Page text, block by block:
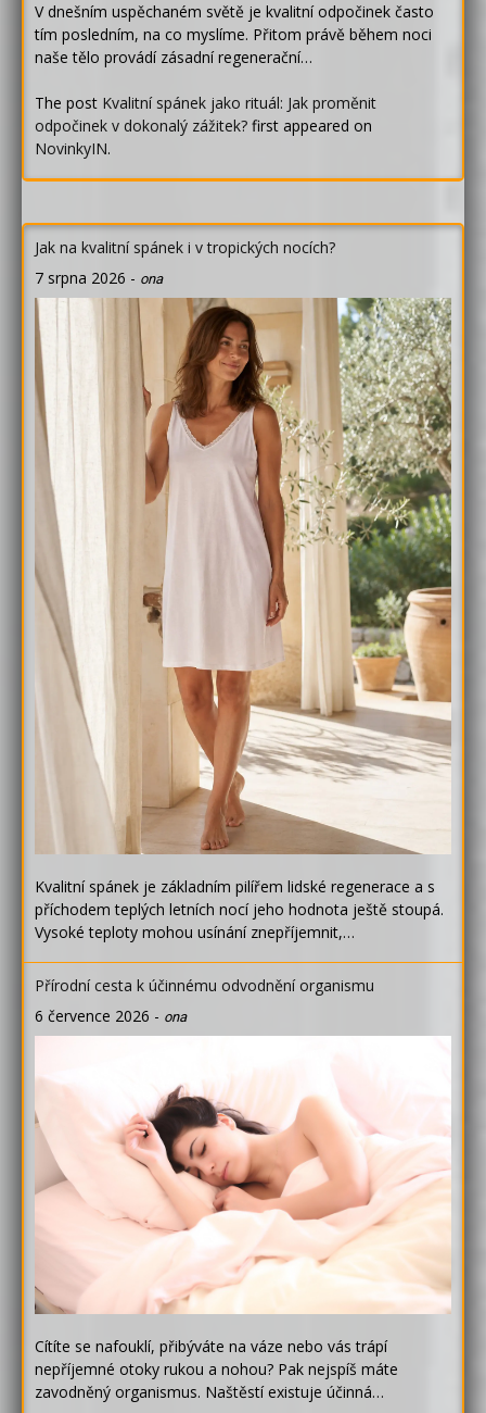
V dnešním uspěchaném světě je kvalitní odpočinek často
tím posledním, na co myslíme. Přitom právě během noci
naše tělo provádí zásadní regenerační…
The post Kvalitní spánek jako rituál: Jak proměnit
odpočinek v dokonalý zážitek? first appeared on
NovinkyIN.
Jak na kvalitní spánek i v tropických nocích?
7 srpna 2026 - ona
Kvalitní spánek je základním pilířem lidské regenerace a s
příchodem teplých letních nocí jeho hodnota ještě stoupá.
Vysoké teploty mohou usínání znepříjemnit,…
Přírodní cesta k účinnému odvodnění organismu
6 července 2026 - ona
Cítíte se nafouklí, přibýváte na váze nebo vás trápí
nepříjemné otoky rukou a nohou? Pak nejspíš máte
zavodněný organismus. Naštěstí existuje účinná…